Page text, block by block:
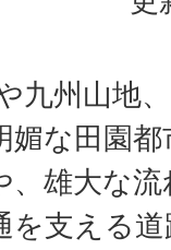
九州山地
媚な田園
、雄大な
を支える